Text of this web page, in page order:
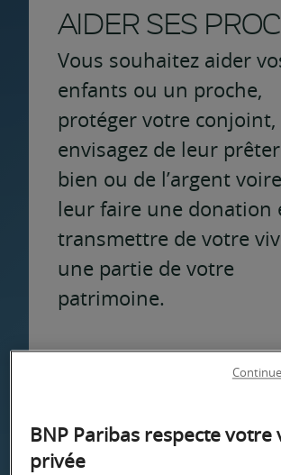
AIDER SES
Vous souhaitez aider
enfants ou un proche,
protéger votre conjoint,
envisagez de leur
bien ou de l’argent
leur faire une donation
transmettre de votre
une partie de votre
patrimoine.
Transmettre
BNP Paribas respecte votre
privée